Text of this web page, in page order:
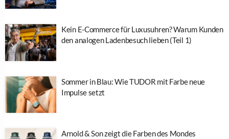
Kein E-Commerce für Luxusuhren? Warum Kunden
den analogen Ladenbesuch lieben (Teil 1)
Sommer in Blau: Wie TUDOR mit Farbe neue
Impulse setzt
Arnold & Son zeigt die Farben des Mondes